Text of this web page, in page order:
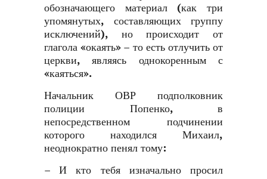
обозначающего материал (как три
упомянутых, составляющих группу
исключений), но происходит от
глагола «окаять» – то есть отлучить от
церкви, являясь однокоренным с
«каяться».
Начальник ОВР подполковник
полиции Попенко, в
непосредственном подчинении
которого находился Михаил,
неоднократно пенял тому:
– И кто тебя изначально просил